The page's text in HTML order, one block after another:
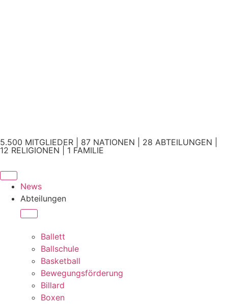
5.500 MITGLIEDER | 87 NATIONEN | 28 ABTEILUNGEN |
12 RELIGIONEN | 1 FAMILIE
News
Abteilungen
Ballett
Ballschule
Basketball
Bewegungsförderung
Billard
Boxen